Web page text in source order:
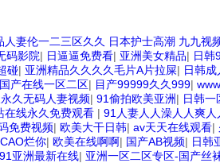
人妻伦一二三区久久 日本护士高潮 九九视
精品九九九三级片 亚洲姑娘按摩一级视
亚洲aV网站在线观看 日本强暴一区 国
久 国产乱淫视频久久久久 久久黄色AV
产91久久久久久青青 A级毛片精品久久
欧美色网站综合网 综合激情小说一区 亚
黄色成年国产精品 91国产99一区 国产
伦老熟妇 91久久精品一区二区三区蜜臀
合久久久久蜜月 婷婷激情五月天麻豆 av
码影院| 日逼逼免费看| 亚洲美女精品| 日韩
碰| 亚洲精品久久久久毛片A片拉屎| 日韩
产在线一区二区| 目产99999久久999|
久无码人妻视频| 91偷拍欧美亚洲| 日韩一
在线永久免费观看 | 91人妻人人澡人人爽人
免费视频| 欧美大干日韩| av天天在线观看|
烂你| 欧美在线啊啊| 国产AB视频| 日韩
91亚洲最新在线| 亚洲一区二区专区-国产丝